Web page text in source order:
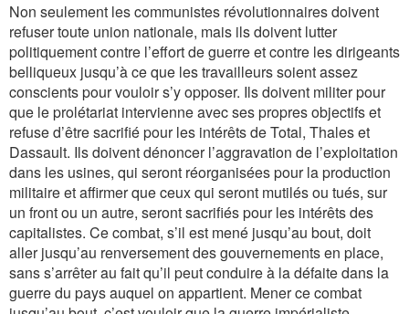
Non seulement les communistes révolutionnaires doivent
refuser toute union nationale, mais ils doivent lutter
politiquement contre l’effort de guerre et contre les dirigeants
belliqueux jusqu’à ce que les travailleurs soient assez
conscients pour vouloir s’y opposer. Ils doivent militer pour
que le prolétariat intervienne avec ses propres objectifs et
refuse d’être sacrifié pour les intérêts de Total, Thales et
Dassault. Ils doivent dénoncer l’aggravation de l’exploitation
dans les usines, qui seront réorganisées pour la production
militaire et affirmer que ceux qui seront mutilés ou tués, sur
un front ou un autre, seront sacrifiés pour les intérêts des
capitalistes. Ce combat, s’il est mené jusqu’au bout, doit
aller jusqu’au renversement des gouvernements en place,
sans s’arrêter au fait qu’il peut conduire à la défaite dans la
guerre du pays auquel on appartient. Mener ce combat